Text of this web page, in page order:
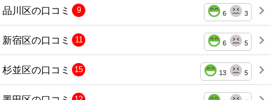
品川区の口コミ 6 3
9
新宿区の口コミ 6 5
11
杉並区の口コミ 13 5
15